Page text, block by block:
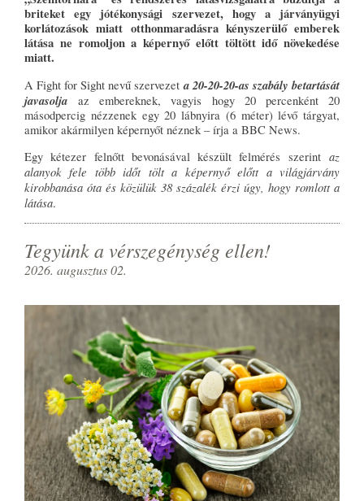
briteket egy jótékonysági szervezet, hogy a járványügyi
korlátozások miatt otthonmaradásra kényszerülő emberek
látása ne romoljon a képernyő előtt töltött idő növekedése
miatt.
A Fight for Sight nevű szervezeta 20-20-20-as szabály betartását
javasolja az embereknek, vagyis hogy 20 percenként 20
másodpercig nézzenek egy 20 lábnyira (6 méter) lévő tárgyat,
amikor akármilyen képernyőt néznek – írja a BBC News.
Egy kétezer felnőtt bevonásával készült felmérés szerintaz
alanyok fele több időt tölt a képernyő előtt a világjárvány
kirobbanása óta és közülük 38 százalék érzi úgy, hogy romlott a
látása.
Tegyünk a vérszegénység ellen!
2026. augusztus 02.